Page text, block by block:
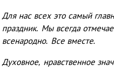
Для нас всех это самый
праздник. Мы всегда
всенародно. Все вместе.
Духовное, нравственное